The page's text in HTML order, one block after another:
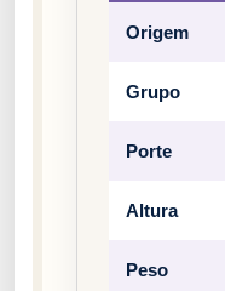
Origem
Grupo
Porte
Altura
Peso